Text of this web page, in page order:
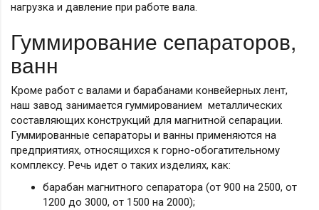
нагрузка и давление при работе вала.
Гуммирование сепараторов,
ванн
Кроме работ с валами и барабанами конвейерных лент,
наш завод занимается гуммированием металлических
составляющих конструкций для магнитной сепарации.
Гуммированные сепараторы и ванны применяются на
предприятиях, относящихся к горно-обогатительному
комплексу. Речь идет о таких изделиях, как:
барабан магнитного сепаратора (от 900 на 2500, от
1200 до 3000, от 1500 на 2000);